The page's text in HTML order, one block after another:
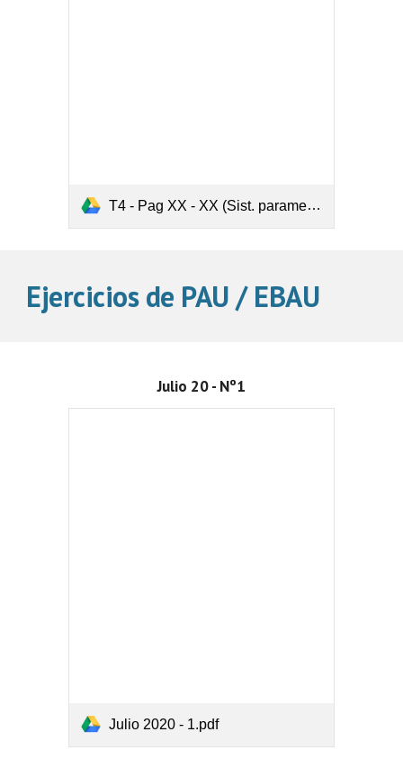
T4 - Pag XX - XX (Sist. parametros - 3 ec y 2 incog).pdf
Ejercicios de PAU / EBAU
Julio 20 - Nº1
Julio 2020 - 1.pdf